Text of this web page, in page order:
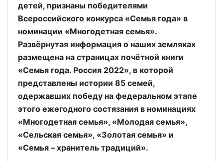
детей, признаны победителями
Всероссийского конкурса «Семья года» в
номинации «Многодетная семья».
Развёрнутая информация о наших земляках
размещена на страницах почётной книги
«Семья года. Россия 2022», в которой
представлены истории 85 семей,
одержавших победу на федеральном этапе
этого ежегодного состязания в номинациях
«Многодетная семья», «Молодая семья»,
«Сельская семья», «Золотая семья» и
«Семья – хранитель традиций».